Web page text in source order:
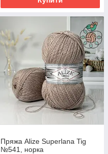
Пряжа Alize Superlana Tig
№541, норка